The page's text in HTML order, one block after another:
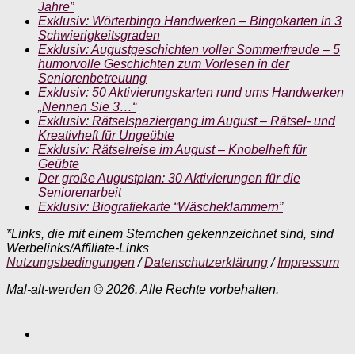
Jahre”
Exklusiv: Wörterbingo Handwerken – Bingokarten in 3
Schwierigkeitsgraden
Exklusiv: Augustgeschichten voller Sommerfreude – 5
humorvolle Geschichten zum Vorlesen in der
Seniorenbetreuung
Exklusiv: 50 Aktivierungskarten rund ums Handwerken
„Nennen Sie 3…“
Exklusiv: Rätselspaziergang im August – Rätsel- und
Kreativheft für Ungeübte
Exklusiv: Rätselreise im August – Knobelheft für
Geübte
Der große Augustplan: 30 Aktivierungen für die
Seniorenarbeit
Exklusiv: Biografiekarte “Wäscheklammern”
*Links, die mit einem Sternchen gekennzeichnet sind, sind
Werbelinks/Affiliate-Links
Nutzungsbedingungen/Datenschutzerklärung/Impressum
Mal-alt-werden © 2026. Alle Rechte vorbehalten.